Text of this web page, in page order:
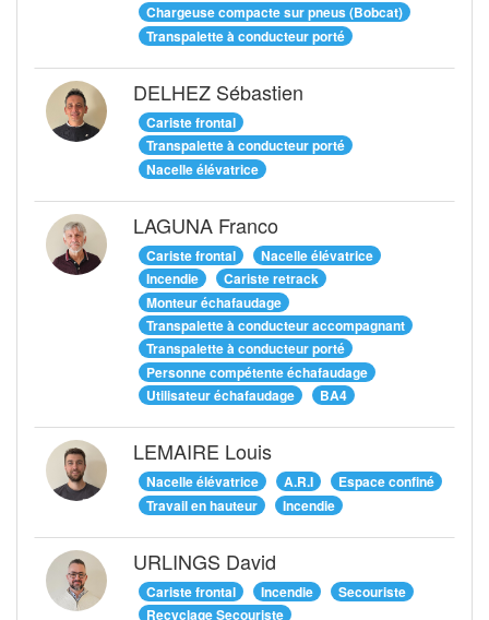
Chargeuse compacte sur pneus (Bobcat)
Transpalette à conducteur porté
DELHEZ Sébastien
Cariste frontal
Transpalette à conducteur porté
Nacelle élévatrice
LAGUNA Franco
Cariste frontal
Nacelle élévatrice
Incendie
Cariste retrack
Monteur échafaudage
Transpalette à conducteur accompagnant
Transpalette à conducteur porté
Personne compétente échafaudage
Utilisateur échafaudage
BA4
LEMAIRE Louis
Nacelle élévatrice A.R.I
Espace confiné
Travail en hauteur
Incendie
URLINGS David
Cariste frontal Incendie
Secouriste
Recyclage Secouriste